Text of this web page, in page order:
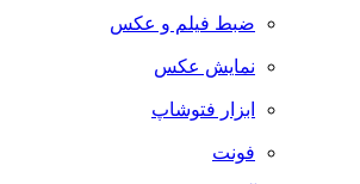
ضبط فيلم و عكس
نمایش عکس
ابزار فتوشاپ
فونت